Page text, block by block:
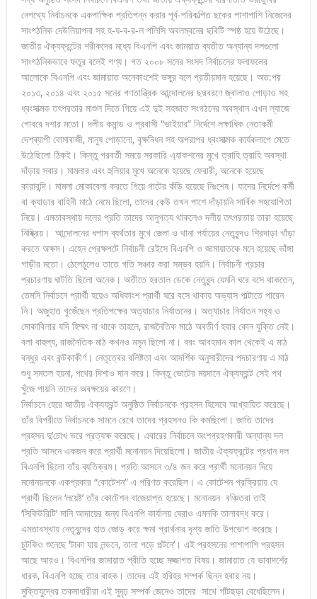
নেপথ্যে নির্বাচনকে একপাক্ষিক প্রতিপন্ন করার পূর্ব-পরিকল্পিত ছকের পাশাপাশি নিজেদের
সাংগঠনিক দেউলিয়াপনা সহ হ-য-ব-র-ল পলিসি অবলম্বনের ছবিটি স্পষ্ঠ হয়ে উঠেছে।
জাতীয় ঐক্যফ্রন্টের শরীকদের মধ্যে বিএনপি এবং জাময়াত ব্যতীত অন্যান্য দলগুলো
সাংগঠনিকভাবে ফতুর বলেই গণ্য। গত ২০০৮ সনের সংসদ নির্বাচনের ফলাফলের
আলোকে বিএনপি এবং জামায়াত অনেকাংশেই ভঙ্গুর বলে প্রতীয়মান হয়েছে। অত:পর
২০১৩, ২০১৪ এবং ২০১৫ সনের গণতান্ত্রিক আন্দোলনের ছদ্মবরণে জ্বালাও পোড়াও সহ
ধ্বংসাত্মক তৎপরতার মাশুল দিতে গিয়ে এই দুই সহজাত সংগঠনের অবস্থান এখন ল্যাজে
গোবরে দশার মতো। দলীয় কমান্ড ও প্রবাসী “ভাইয়ার” নির্দেশে লক্ষাধিক নেতাকর্মী
দেশব্যাপী বোমাবাজী, মানুষ পোড়ানো, বৃক্ষনিধন সহ অপরাপর ধ্বংসাত্মক কার্যকলাপে মেতে
উঠেছিলো ঠিকই। কিন্তু পরবর্তী সময়ে সরকারি এ্যাকশনের মুখে ত্রাহি ত্রাহি অবস্থা
দাঁড়ায় সবার। মামলার এবং হুলিয়ার মুখে অনেকে হয়েছে ফেরারী, অনেকে হয়েছে
কারাবন্দি। মামলা মোকাবেলা করতে গিয়ে গাটের কঁড়ি হয়েছে নিঃশেষ। যাদের নির্দেশে কর্মী
বা ক্যাডার বাহিনী মাঠে নেমে ছিলো, তাদের কেউ তখন পাশে দাঁড়ায়নি সার্বিক সহযোগিতা
নিয়ে। এমতাবস্থায় দলের প্রতি তাদের আনুগত্য থাকলেও দলীয় তৎপরতায় তারা হয়েছে
নিষ্ক্রিয়। আন্দোলনের ধপাস ব্যর্থতার মুখে জেলা ও থানা পর্যায়ের নেতৃবৃন্দও শিরদাড়া খাঁড়া
করতে অক্ষম। এহেন প্রেক্ষপটে নির্বাচনী রেইসে বিএনপি ও জামায়াতকে মনে হয়েছে ভাঁঙ্গা
গাড়ীর মতো। ঠেলেঠুলেও তাতে গতি সঞ্চার করা সম্ভব হয়নি। নির্বাচনী প্রচার
প্রচারণায় ঘাটতি ছিলো অনেক। অতীতে হরতাল ডেকে নেতৃবৃন্দ যেমনি ঘরে বসে থাকতেন,
তেমনি নির্বাচনে প্রার্থী হয়েও অধিকাংশ প্রার্থী ঘরে বসে থাকায় অভ্যাস পাল্টাতে পারেন
নি। অজুহাত খুজেঁছেন প্রতিপক্ষের অত্যাচার নির্যাতনের। অত্যাচার নির্যাতন সহ্য ও
মোকাবিলার যদি হিম্মৎ না থাকে তাহলে, রাজনৈতিক মাঠে অবতীর্ণ হবার কোন যুক্তি নেই।
বলা বাহুল্য, রাজনৈতিক মাঠ কখনও মসৃন ছিলো না। বরং আবহমান কাল থেকেই এ মাঠ
বন্ধুর এবং কন্টকাকীর্ণ। নেতৃত্বের বলিষ্টতা এবং আদর্শিক অনুসারীদের পদচারণায় এ মাঠ
শুধু সমতল হয়না, পথের দিশাও দান করে। কিন্তু ভোটের ময়দানে ঐক্যফ্রন্ট সেই পথ
খুঁজে পায়নি তাদের অবক্ষয়ের কারণে।
নির্বাচনে হেরে জাতীয় ঐক্যফ্রন্ট অনুষ্ঠিত নির্বাচনকে প্রহসন হিসেবে আখ্যায়িত করেছে।
তাঁর বিপরীতে নির্বাচনকে সামনে রেখে তাদের প্রহসনও কি কমছিলো। জাতি তাদের
প্রহসন দু’চোখ ভরে প্রত্যক্ষ করেছে। এবারের নির্বাচনে অংশগ্রহণকারী অন্যান্য দল
প্রতি আসনে একজন করে প্রার্থী মনোনয়ন দিয়েছিলো। জাতীয় ঐক্যফ্রন্টের প্রধান দল
বিএনপি ছিলো তাঁর ব্যতিক্রম। প্রতি আসনে ৩/৪ জন করে প্রার্থী মনোনয়ন দিয়ে
মনোনয়নকে একপ্রকার “কোটেশন” এ পরিণত করেছিল। এ কোটেশন প্রক্রিয়ায় যে
প্রার্থী ছিলেন ‘লয়েষ্ট’ তাঁর কোটেশন বাজেয়াপ্ত হয়েছে। মনোনয়ন বঞ্চিতরা তাই
‘সিকিউরিটি’ মানি আদায়ের জন্য বিএনপি কার্যালয় ঘেরাও এমনকি তালাবদ্ধ করে।
এমতাবস্থায় নেতৃবৃন্দের হাত জোড় করে ক্ষমা প্রার্থনার দৃশ্য জাতি উপভোগ করেছে।
চুটকিও শুনেছে ‘টাকা যায় লন্ডনে, তালা পড়ে পল্টনে’। এই প্রহসনের পাশাপাশি প্রহসন
আছে আরও। বিএনপির জামায়াত প্রীতি হচ্ছে মজ্জাগত বিষয়। জামায়াত যে ভাবাদর্শের
ধারক, বিএনপি হচ্ছে তার বাহক। তাদের এই হরিহর সম্পর্ক ছিন্ন হবার নয়।
মুক্তিযুদ্ধের তকমাধারীরা এই সুদৃঢ় সম্পর্ক জেনেও তাদের সাথে গাঁটছড়া বেধেছিলেন।